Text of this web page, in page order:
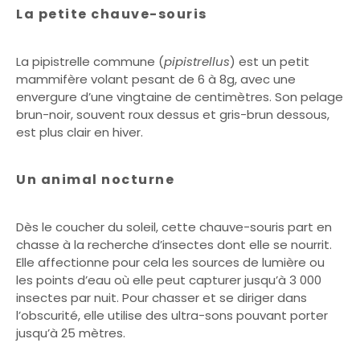
La petite chauve-souris
La pipistrelle commune (pipistrellus) est un petit
mammifère volant pesant de 6 à 8g, avec une
envergure d’une vingtaine de centimètres. Son pelage
brun-noir, souvent roux dessus et gris-brun dessous,
est plus clair en hiver.
Un animal nocturne
Dès le coucher du soleil, cette chauve-souris part en
chasse à la recherche d’insectes dont elle se nourrit.
Elle affectionne pour cela les sources de lumière ou
les points d’eau où elle peut capturer jusqu’à 3 000
insectes par nuit. Pour chasser et se diriger dans
l’obscurité, elle utilise des ultra-sons pouvant porter
jusqu’à 25 mètres.